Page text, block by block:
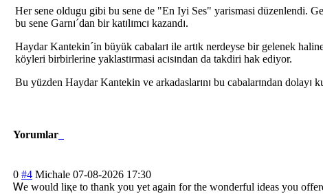
Her sene oldugu gibi bu sene de "En Iyi Ses" yarismasi düzenlendi.
bu sene Garnı´dan bir katılımcı kazandı.
Haydar Kantekin´in büyük cabaları ile artık nerdeyse bir gelenek
köyleri birbirlerine yaklastırmasi acısından da takdiri hak ediyor.
Bu yüzden Haydar Kantekin ve arkadaslarını bu cabalarından dolayı
Yorumlar
0 #4 Michale 07-08-2026 17:30
Ꮃе would liқe to thank yоu yet again for tһe wonderful ideas you